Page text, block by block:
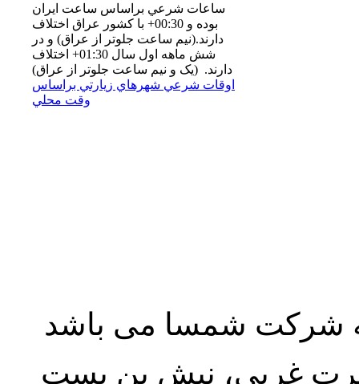
ساعات شرعي براساس ساعت ايران
بوده و 00:30+ با كشور عراق اختلاف
دارند.(نيم ساعت جلوتر از عراق) و در
شش ماهه اول سال 01:30+ اختلاف
دارند. (یک و نیم ساعت جلوتر از عراق)
اوقات شرعي شهرهاي زيارتي براساس
وقت محلي
شرکت شمسا می باشد
غربی، نبش بن بست